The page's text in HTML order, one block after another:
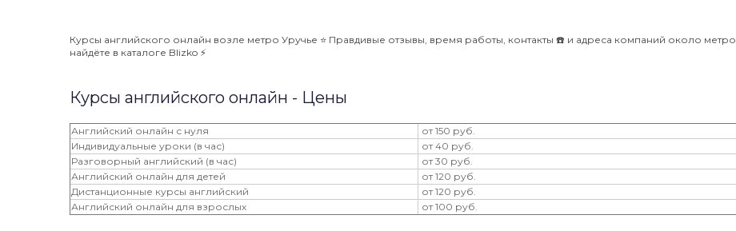
Курсы английского онлайн возле метро Уручье ⭐️ Правдивые отзывы, время работы, контакты ☎️ и адреса компаний около
найдёте в каталоге Blizko ⚡️
Курсы английского онлайн - Цены
Английский онлайн с нуля
от 150 руб.
Индивидуальные уроки (в час)
от 40 руб.
Разговорный английский (в час)
от 30 руб.
Английский онлайн для детей
от 120 руб.
Дистанционные курсы английский
от 120 руб.
Английский онлайн для взрослых
от 100 руб.